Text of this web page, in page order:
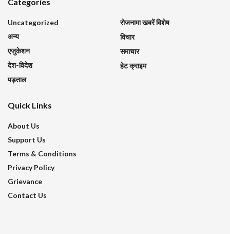
Uncategorized
अन्य
एजुकेशन
देश-विदेश
पड़ताल
रोजनामा खबरें विशेष
विचार
समाचार
हेट क्राइम
Quick Links
About Us
Support Us
Terms & Conditions
Privacy Policy
Grievance
Contact Us